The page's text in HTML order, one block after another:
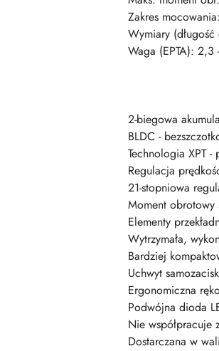
Zakres
Wymiary
Waga (EPTA): 2,3
2-biegowa
BLDC -
Technologia XPT
Regulacja
21-stopniowa
Moment obrotowy
Elementy
Wytrzymała,
Bardziej
Uchwyt
Ergonomiczna
Podwójna dioda
Nie współpracuje
Dostarczana w